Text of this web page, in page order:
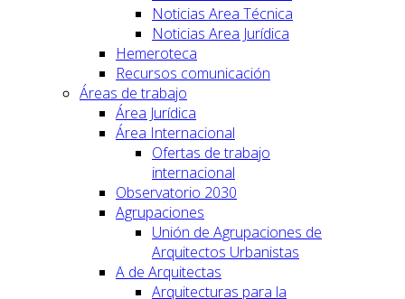
Noticias Area Técnica
Noticias Area Jurídica
Hemeroteca
Recursos comunicación
Áreas de trabajo
Área Jurídica
Área Internacional
Ofertas de trabajo
internacional
Observatorio 2030
Agrupaciones
Unión de Agrupaciones de
Arquitectos Urbanistas
A de Arquitectas
Arquitecturas para la